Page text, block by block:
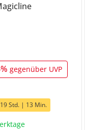
%gegenüber UVP
Std. | 13 Min.